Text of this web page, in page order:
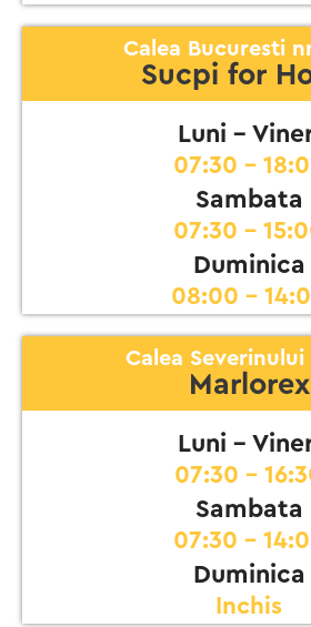
Calea Bucuresti
Sucpi for
Luni -
07:30 -
Sambata
07:30 -
Duminica
08:00 -
Calea Severinului
Marlorex
Luni -
07:30 -
Sambata
07:30 -
Duminica
Inchis